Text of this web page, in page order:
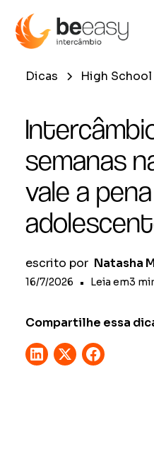
Dicas High School
semanas
vale a
escrito por Natasha
16/7/2026 • Leia em3
Compartilhe essa